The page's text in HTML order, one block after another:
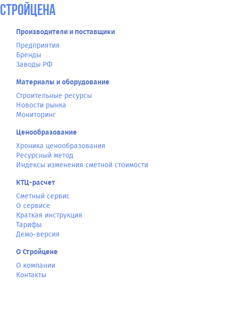
СтройЦена
Производители и поставщики
Предприятия
Бренды
Заводы РФ
Материалы и оборудование
Строительные ресурсы
Новости рынка
Мониторинг
Ценообразование
Хроника ценообразования
Ресурсный метод
Индексы изменения сметной стоимости
КТЦ-расчет
Сметный сервис
О сервисе
Краткая инструкция
Тарифы
Демо-версия
О Стройцене
О компании
Контакты